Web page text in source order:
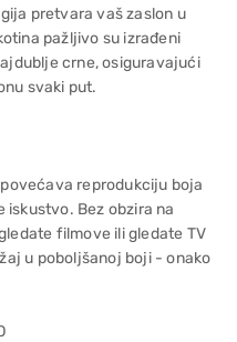
pretvara vaš zaslon u
pažljivo su izrađeni
crne, osiguravajući
svaki put.
reprodukciju boja
iskustvo. Bez obzira na
filmove ili gledate TV
u poboljšanoj boji - onako